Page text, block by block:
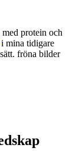
protein och
i mina tidigare
fröna bilder